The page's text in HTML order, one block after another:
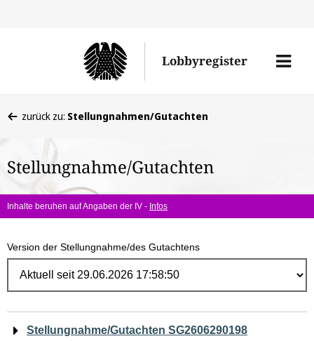
Lobbyregister
Menü
befinden
hier:
zurück zu: Stellungnahmen/Gutachten
Stellungnahme/Gutachten
Inhalte beruhen auf Angaben der IV - Infos
Version der Stellungnahme/des Gutachtens
Navigation
Stellungnahme/Gutachten SG2606290198